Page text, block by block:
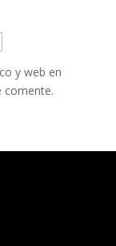
y web en
comente.